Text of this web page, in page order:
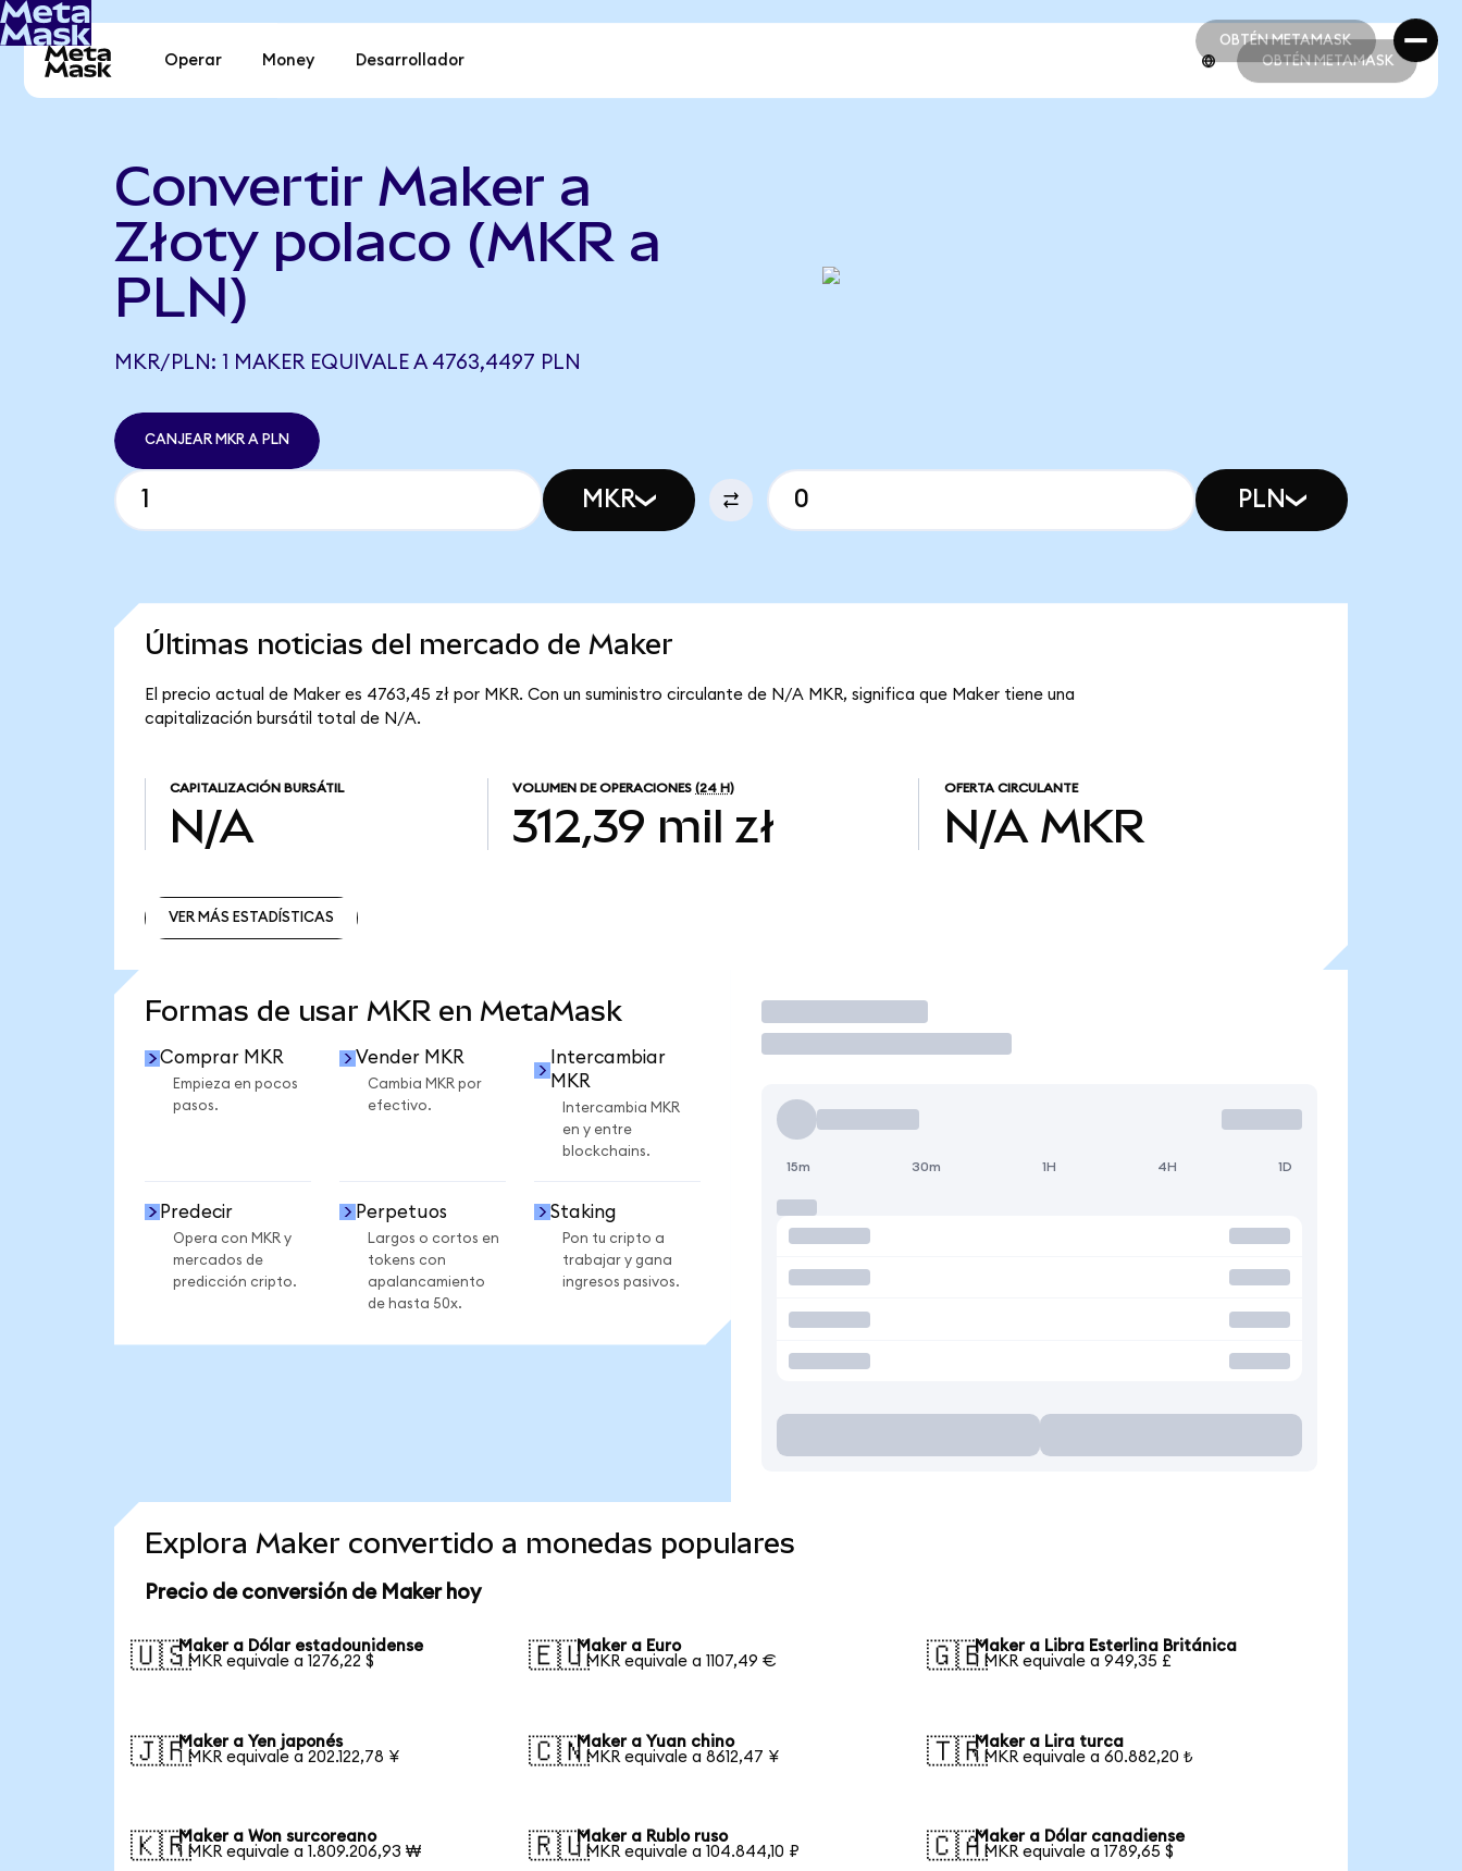
OBTÉN METAMASK
OBTÉN METAMASK
Operar Money Desarrollador OBTÉN METAMASK
Convertir Maker a
Złoty polaco (MKR a
PLN)
MKR/PLN: 1 MAKER EQUIVALE A 4763,4497 PLN
CANJEAR MKR A PLN
MKR PLN
Últimas noticias del mercado de Maker
El precio actual de Maker es 4763,45 zł por MKR. Con un suministro circulante de N/A MKR, significa que Maker tiene una
capitalización bursátil total de N/A.
CAPITALIZACIÓN BURSÁTIL
N/A
VOLUMEN DE OPERACIONES (24 H)
312,39 mil zł
OFERTA CIRCULANTE
N/A MKR
VER MÁS ESTADÍSTICAS
Formas de usar MKR en MetaMask
Comprar MKR
Empieza en pocos
pasos.
Vender MKR
Cambia MKR por
efectivo.
Intercambiar
MKR
Intercambia MKR
en y entre
blockchains.
Predecir
Opera con MKR y
mercados de
predicción cripto.
Perpetuos
Largos o cortos en
tokens con
apalancamiento
de hasta 50x.
Staking
Pon tu cripto a
trabajar y gana
ingresos pasivos.
Operar
15m 30m 1H 4H 1D
Explora Maker convertido a monedas populares
Precio de conversión de Maker hoy
🇺🇸Maker a Dólar estadounidense
1 MKR equivale a 1276,22 $
🇪🇺Maker a Euro
1 MKR equivale a 1107,49 €
🇬🇧Maker a Libra Esterlina Británica
1 MKR equivale a 949,35 £
🇯🇵Maker a Yen japonés
1 MKR equivale a 202.122,78 ¥
🇨🇳Maker a Yuan chino
1 MKR equivale a 8612,47 ¥
🇹🇷Maker a Lira turca
1 MKR equivale a 60.882,20 ₺
🇰🇷Maker a Won surcoreano
1 MKR equivale a 1.809.206,93 ₩
🇷🇺Maker a Rublo ruso
1 MKR equivale a 104.844,10 ₽
🇨🇦Maker a Dólar canadiense
1 MKR equivale a 1789,65 $